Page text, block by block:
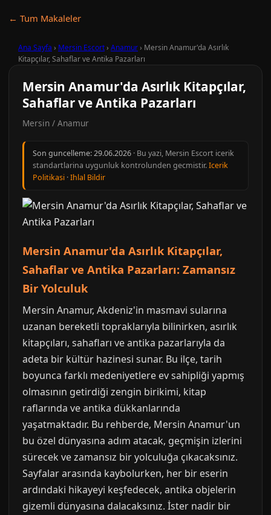
← Tum Makaleler
Ana Sayfa › Mersin Escort› Anamur› Mersin Anamur'da Asırlık
Kitapçılar, Sahaflar ve Antika Pazarları
Mersin Anamur'da Asırlık Kitapçılar,
Sahaflar ve Antika Pazarları
Mersin / Anamur
Son guncelleme:29.06.2026 · Bu yazi, Mersin Escort icerik
standartlarina uygunluk kontrolunden gecmistir.Icerik
Politikasi ·Ihlal Bildir
Mersin Anamur'da Asırlık Kitapçılar,
Sahaflar ve Antika Pazarları: Zamansız
Bir Yolculuk
Mersin Anamur, Akdeniz'in masmavi sularına
uzanan bereketli topraklarıyla bilinirken, asırlık
kitapçıları, sahafları ve antika pazarlarıyla da
adeta bir kültür hazinesi sunar. Bu ilçe, tarih
boyunca farklı medeniyetlere ev sahipliği yapmış
olmasının getirdiği zengin birikimi, kitap
raflarında ve antika dükkanlarında
yaşatmaktadır. Bu rehberde, Mersin Anamur'un
bu özel dünyasına adım atacak, geçmişin izlerini
sürecek ve zamansız bir yolculuğa çıkacaksınız.
Sayfalar arasında kaybolurken, her bir eserin
ardındaki hikayeyi keşfedecek, antika objelerin
gizemli dünyasına dalacaksınız. İster nadir bir